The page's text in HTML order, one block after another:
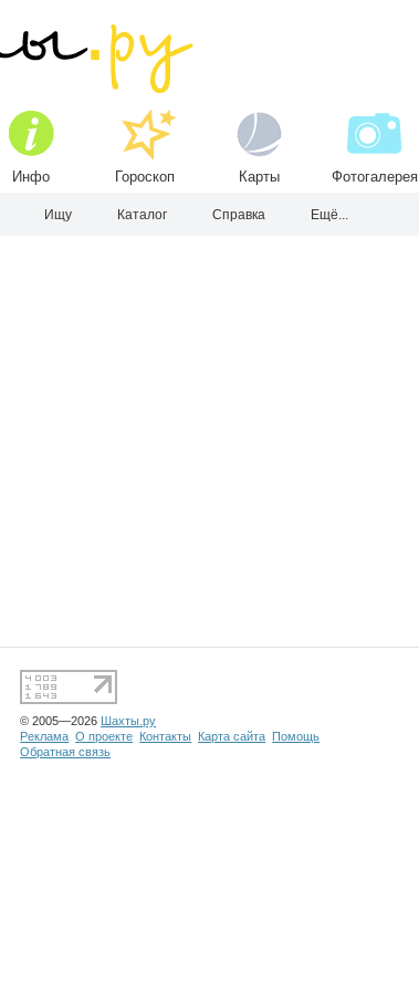
Инфо Гороскоп Карты Фотогалерея
Ищу Каталог Справка Ещё...
© 2005—2026 Шахты.ру
Реклама О проекте Контакты Карта сайта Помощь
Обратная связь